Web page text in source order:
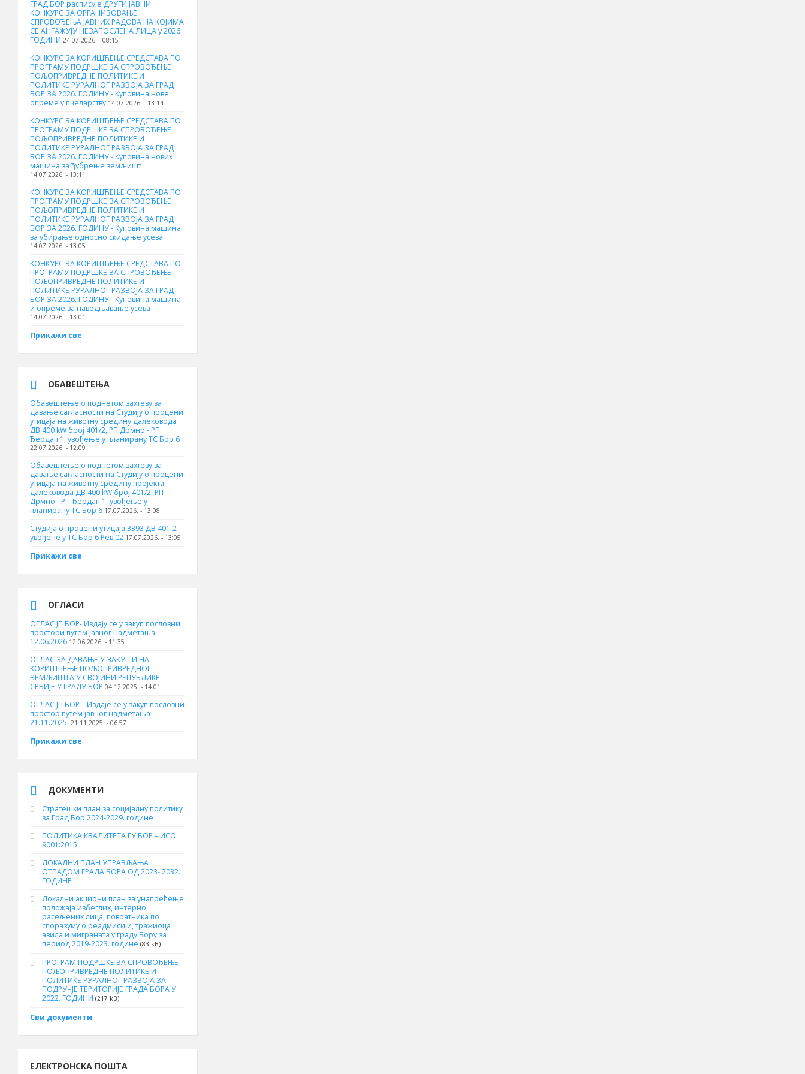
ГРАД БОР расписује ДРУГИ ЈАВНИ
КОНКУРС ЗА ОРГАНИЗОВАЊЕ
СПРОВОЂЕЊА ЈАВНИХ РАДОВА НА КОЈИМА
СЕ АНГАЖУЈУ НЕЗАПОСЛЕНА ЛИЦА у 2026.
ГОДИНИ 24.07.2026. - 08:15
КОНКУРС ЗА КОРИШЋЕЊЕ СРЕДСТАВА ПО
ПРОГРАМУ ПОДРШКЕ ЗА СПРОВОЂЕЊЕ
ПОЉОПРИВРЕДНЕ ПОЛИТИКЕ И
ПОЛИТИКЕ РУРАЛНОГ РАЗВОЈА ЗА ГРАД
БОР ЗА 2026. ГОДИНУ - Куповина нове
опреме у пчеларству 14.07.2026. - 13:14
КОНКУРС ЗА КОРИШЋЕЊЕ СРЕДСТАВА ПО
ПРОГРАМУ ПОДРШКЕ ЗА СПРОВОЂЕЊЕ
ПОЉОПРИВРЕДНЕ ПОЛИТИКЕ И
ПОЛИТИКЕ РУРАЛНОГ РАЗВОЈА ЗА ГРАД
БОР ЗА 2026. ГОДИНУ - Куповина нових
машина за ђубрење земљишт
14.07.2026. - 13:11
КОНКУРС ЗА КОРИШЋЕЊЕ СРЕДСТАВА ПО
ПРОГРАМУ ПОДРШКЕ ЗА СПРОВОЂЕЊЕ
ПОЉОПРИВРЕДНЕ ПОЛИТИКЕ И
ПОЛИТИКЕ РУРАЛНОГ РАЗВОЈА ЗА ГРАД
БОР ЗА 2026. ГОДИНУ - Куповинa машина
за убирање односно скидање усева
14.07.2026. - 13:05
КОНКУРС ЗА КОРИШЋЕЊЕ СРЕДСТАВА ПО
ПРОГРАМУ ПОДРШКЕ ЗА СПРОВОЂЕЊЕ
ПОЉОПРИВРЕДНЕ ПОЛИТИКЕ И
ПОЛИТИКЕ РУРАЛНОГ РАЗВОЈА ЗА ГРАД
БОР ЗА 2026. ГОДИНУ - Куповина машина
и опреме за наводњавање усева
14.07.2026. - 13:01
Прикажи све
ОБАВЕШТЕЊА
Обавештење о поднетом захтеву за
давање сагласности на Студију о процени
утицаја на животну средину далековода
ДВ 400 kW број 401/2, РП Дрмно - РП
Ђердап 1, увођење у планирану ТС Бор 6
22.07.2026. - 12:09
Обавештење о поднетом захтеву за
давање сагласности на Студију о процени
утицаја на животну средину пројекта
далековода ДВ 400 kW број 401/2, РП
Дрмно - РП Ђердап 1, увођење у
планирану ТС Бор 6 17.07.2026. - 13:08
Студија о процени утицаја 3393 ДВ 401-2-
увођене у ТС Бор 6 Рев 02 17.07.2026. - 13:05
Прикажи све
ОГЛАСИ
ОГЛАС ЈП БОР- Издају се у закуп пословни
простори путем јавног надметања
12.06.2026 12.06.2026. - 11:35
ОГЛАС ЗА ДАВАЊЕ У ЗАКУП И НА
КОРИШЋЕЊЕ ПОЉОПРИВРЕДНОГ
ЗЕМЉИШТА У СВОЈИНИ РЕПУБЛИКЕ
СРБИЈЕ У ГРАДУ БОР 04.12.2025. - 14:01
ОГЛАС ЈП БОР – Издаје се у закуп пословни
простор путем јавног надметања
21.11.2025. 21.11.2025. - 06:57
Прикажи све
ДОКУМЕНТИ
Стратешки план за социјалну политику
за Град Бор 2024-2029. године
ПОЛИТИКА КВАЛИТЕТА ГУ БОР – ИСО
9001:2015
ЛОКАЛНИ ПЛАН УПРАВЉАЊА
ОТПАДОМ ГРАДА БОРА ОД 2023- 2032.
ГОДИНЕ
Локални акциони план за унапређење
положаја избеглих, интерно
расељених лица, повратника по
споразуму о реадмисији, тражиоца
азила и миграната у граду Бору за
период 2019-2023. године (83 kB)
ПРОГРАМ ПОДРШКЕ ЗА СПРОВОЂЕЊЕ
ПОЉОПРИВРЕДНЕ ПОЛИТИКЕ И
ПОЛИТИКЕ РУРАЛНОГ РАЗВОЈА ЗА
ПОДРУЧЈЕ ТЕРИТОРИЈЕ ГРАДА БОРА У
2022. ГОДИНИ (217 kB)
Сви документи
ЕЛЕКТРОНСКА ПОШТА